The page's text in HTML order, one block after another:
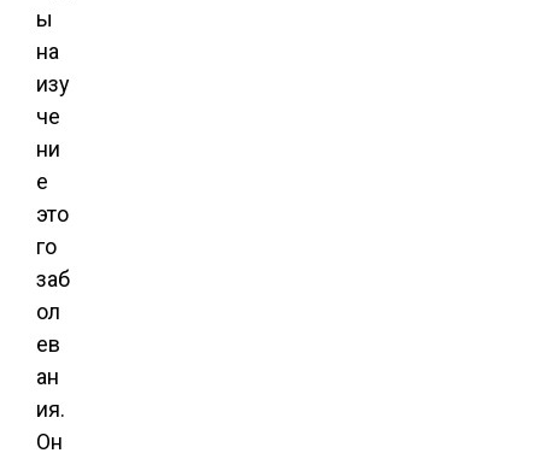
ы
на
изу
че
ни
е
это
го
заб
ол
ев
ан
ия.
Он